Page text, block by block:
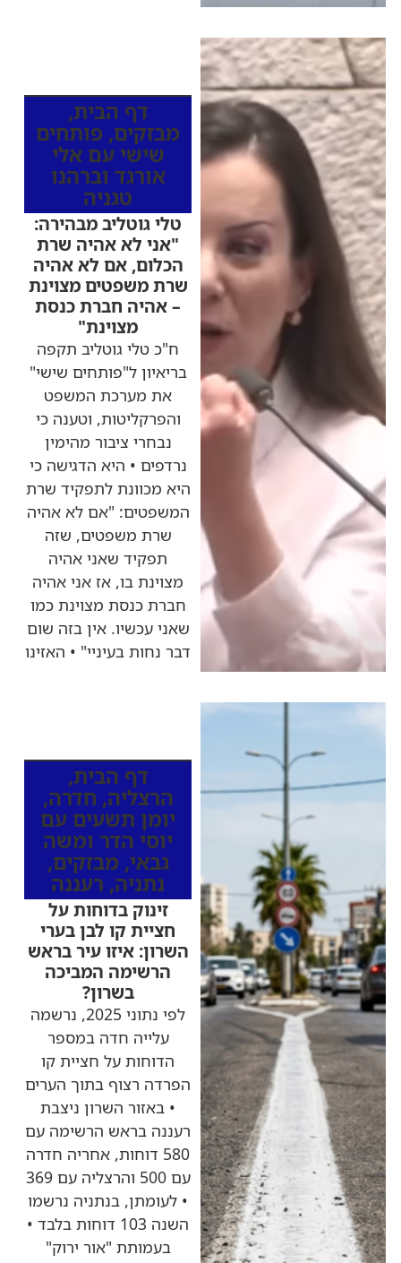
דף הבית,
מבזקים, פותחים
שישי עם אלי
אורגד וברהנו
טגניה
טלי גוטליב מבהירה:
"אני לא אהיה שרת
הכלום, אם לא אהיה
שרת משפטים מצוינת
– אהיה חברת כנסת
מצוינת"
ח"כ טלי גוטליב תקפה
בריאיון ל"פותחים שישי"
את מערכת המשפט
והפרקליטות, וטענה כי
נבחרי ציבור מהימין
נרדפים • היא הדגישה כי
היא מכוונת לתפקיד שרת
המשפטים: "אם לא אהיה
שרת משפטים, שזה
תפקיד שאני אהיה
מצוינת בו, אז אני אהיה
חברת כנסת מצוינת כמו
שאני עכשיו. אין בזה שום
דבר נחות בעיניי" • האזינו
דף הבית,
הרצליה, חדרה,
יומן תשעים עם
יוסי הדר ומשה
גבאי, מבזקים,
נתניה, רעננה
זינוק בדוחות על
חציית קו לבן בערי
השרון: איזו עיר בראש
הרשימה המביכה
בשרון?
לפי נתוני 2025, נרשמה
עלייה חדה במספר
הדוחות על חציית קו
הפרדה רצוף בתוך הערים
• באזור השרון ניצבת
רעננה בראש הרשימה עם
580 דוחות, אחריה חדרה
עם 500 והרצליה עם 369
• לעומתן, בנתניה נרשמו
השנה 103 דוחות בלבד •
בעמותת "אור ירוק"